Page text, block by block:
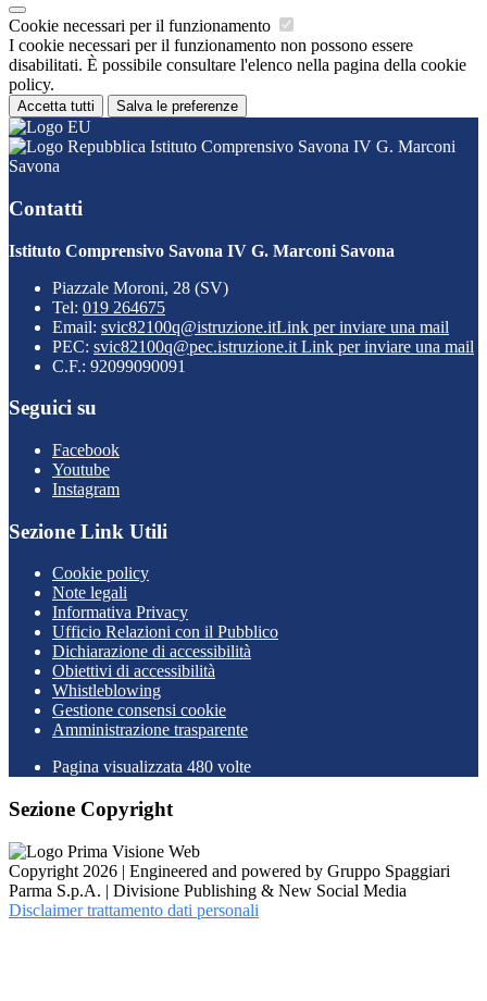
Cookie necessari per il funzionamento
I cookie necessari per il funzionamento non possono essere
disabilitati. È possibile consultare l'elenco nella pagina della cookie
policy.
Accetta tutti Salva le preferenze
Istituto Comprensivo Savona IV G. Marconi
Savona
Contatti
Istituto Comprensivo Savona IV G. Marconi Savona
Piazzale Moroni, 28 (SV)
Tel: 019 264675
Email: svic82100q@istruzione.itLink per inviare una mail
PEC: svic82100q@pec.istruzione.it Link per inviare una mail
C.F.: 92099090091
Seguici su
Facebook
Youtube
Instagram
Sezione Link Utili
Cookie policy
Note legali
Informativa Privacy
Ufficio Relazioni con il Pubblico
Dichiarazione di accessibilità
Obiettivi di accessibilità
Whistleblowing
Gestione consensi cookie
Amministrazione trasparente
Pagina visualizzata 480 volte
Sezione Copyright
Copyright 2026 | Engineered and powered by Gruppo Spaggiari
Parma S.p.A. | Divisione Publishing & New Social Media
Disclaimer trattamento dati personali